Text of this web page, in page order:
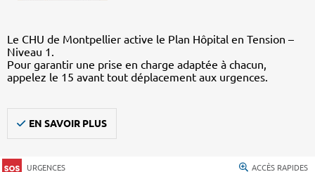
Le CHU de Montpellier active le Plan Hôpital en Tension –
Niveau 1.
Pour garantir une prise en charge adaptée à chacun,
appelez le 15 avant tout déplacement aux urgences.
EN SAVOIR PLUS
URGENCES ACCÈS RAPIDES